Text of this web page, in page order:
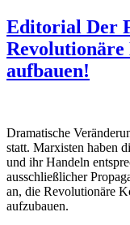
Editorial Der
aufbauen!
Dramatische
statt. Marxisten haben
und ihr Handeln
ausschließlicher
an, die Revolutionäre
aufzubauen.